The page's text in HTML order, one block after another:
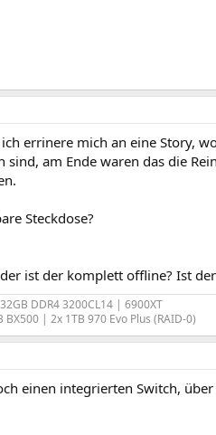
errinere mich an eine Story,
am Ende waren das die
Steckdose?
ist der komplett offline? Ist
DDR4 3200CL14 | 6900XT
BX500 | 2x 1TB 970 Evo Plus (RAID-0)​
einen integrierten Switch,